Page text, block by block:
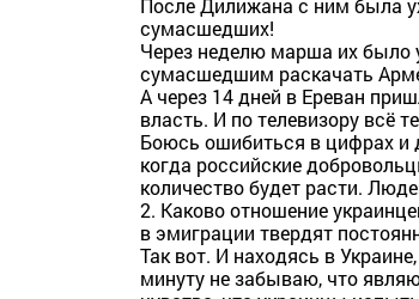
После Дилижана с ним была
сумасшедших!
Через неделю марша их было
сумасшедшим раскачать
А через 14 дней в Ереван
власть. И по телевизору всё
Боюсь ошибиться в цифрах и
когда российские
количество будет расти.
2. Каково отношение
в эмиграции твердят
Так вот. И находясь в
минуту не забываю, что